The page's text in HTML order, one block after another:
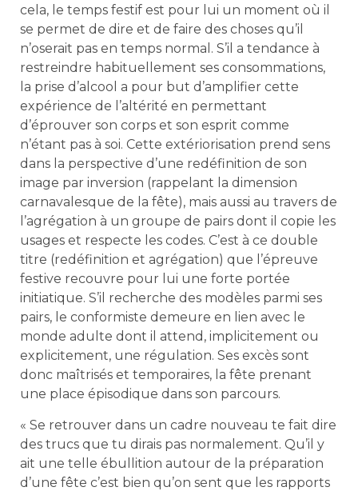
cela, le temps festif est pour lui un moment où il
se permet de dire et de faire des choses qu’il
n’oserait pas en temps normal. S’il a tendance à
restreindre habituellement ses consommations,
la prise d’alcool a pour but d’amplifier cette
expérience de l’altérité en permettant
d’éprouver son corps et son esprit comme
n’étant pas à soi. Cette extériorisation prend sens
dans la perspective d’une redéfinition de son
image par inversion (rappelant la dimension
carnavalesque de la fête), mais aussi au travers de
l’agrégation à un groupe de pairs dont il copie les
usages et respecte les codes. C’est à ce double
titre (redéfinition et agrégation) que l’épreuve
festive recouvre pour lui une forte portée
initiatique. S’il recherche des modèles parmi ses
pairs, le conformiste demeure en lien avec le
monde adulte dont il attend, implicitement ou
explicitement, une régulation. Ses excès sont
donc maîtrisés et temporaires, la fête prenant
une place épisodique dans son parcours.
« Se retrouver dans un cadre nouveau te fait dire
des trucs que tu dirais pas normalement. Qu’il y
ait une telle ébullition autour de la préparation
d’une fête c’est bien qu’on sent que les rapports